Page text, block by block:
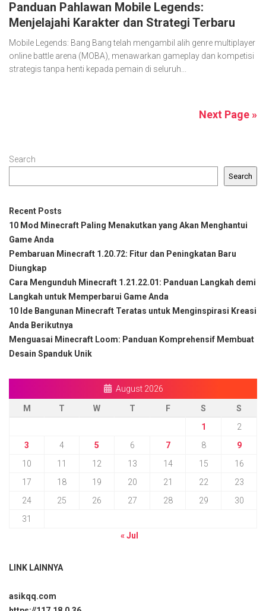
Panduan Pahlawan Mobile Legends:
Menjelajahi Karakter dan Strategi Terbaru
Mobile Legends: Bang Bang telah mengambil alih genre multiplayer
online battle arena (MOBA), menawarkan gameplay dan kompetisi
strategis tanpa henti kepada pemain di seluruh...
Next Page »
Search
Search
Recent Posts
10 Mod Minecraft Paling Menakutkan yang Akan Menghantui
Game Anda
Pembaruan Minecraft 1.20.72: Fitur dan Peningkatan Baru
Diungkap
Cara Mengunduh Minecraft 1.21.22.01: Panduan Langkah demi
Langkah untuk Memperbarui Game Anda
10 Ide Bangunan Minecraft Teratas untuk Menginspirasi Kreasi
Anda Berikutnya
Menguasai Minecraft Loom: Panduan Komprehensif Membuat
Desain Spanduk Unik
August 2026
M T W T F S
S
1
2
3
4 5 6 7 8
9
10
11 12 13 14 15
16
17
18 19 20 21 22
23
24
25 26 27 28 29
30
31
« Jul
LINK LAINNYA
asikqq.com